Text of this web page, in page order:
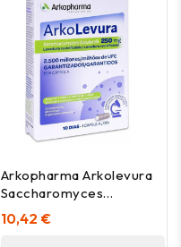
Arkopharma Arkolevura
Saccharomyces
Boulardii 250Mg
10Caps
10,42 €